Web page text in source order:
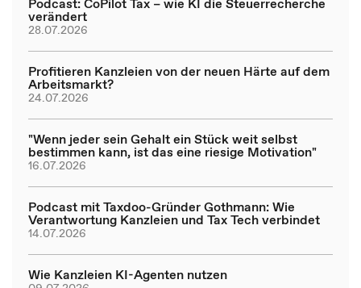
verändert
28.07.2026
Profitieren Kanzleien von der neuen Härte auf dem
Arbeitsmarkt?
24.07.2026
"Wenn jeder sein Gehalt ein Stück weit selbst
bestimmen kann, ist das eine riesige Motivation"
16.07.2026
Podcast mit Taxdoo-Gründer Gothmann: Wie
Verantwortung Kanzleien und Tax Tech verbindet
14.07.2026
Wie Kanzleien KI-Agenten nutzen